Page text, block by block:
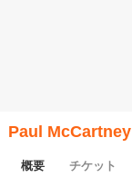
Paul McCartney
概要 チケット